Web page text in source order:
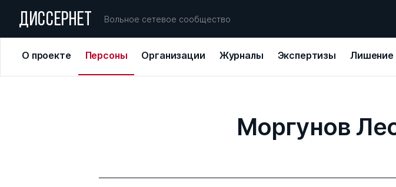
ДИССЕРНЕТ Вольное сетевое сообщество
О проекте Персоны Организации Журналы Экспертизы Лишение
Моргунов